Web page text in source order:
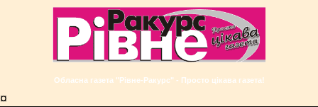
Обласна газета "Рівне-Ракурс" - Просто цікава газета!
¤